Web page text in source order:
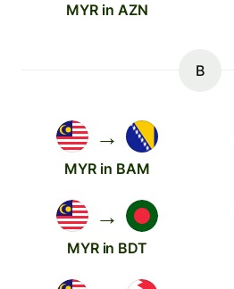
MYR in AZN
B
→
MYR in BAM
→
MYR in BDT